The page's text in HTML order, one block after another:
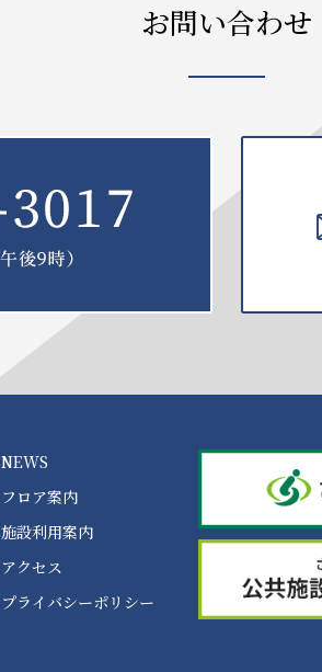
お問い合わせ
NEWS
フロア案内
施設利用案内
アクセス
プライバシーポリシー